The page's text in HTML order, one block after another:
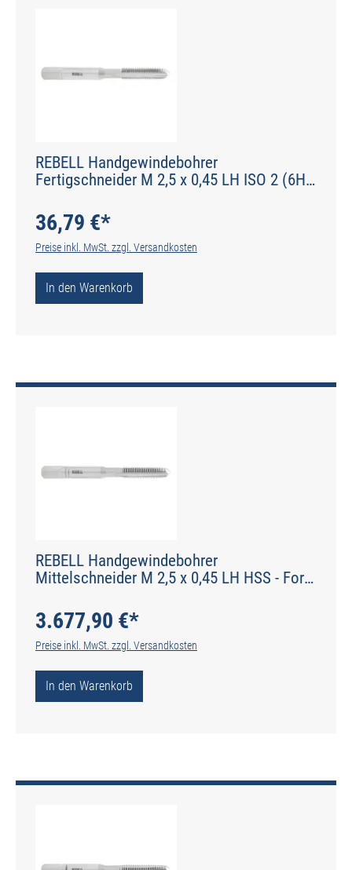
REBELL Handgewindebohrer
Fertigschneider M 2,5 x 0,45 LH ISO 2 (6H)
Typ N
36,79 €*
Preise inkl. MwSt. zzgl. Versandkosten
In den Warenkorb
REBELL Handgewindebohrer
Mittelschneider M 2,5 x 0,45 LH HSS - Form
3.677,90 €*
Preise inkl. MwSt. zzgl. Versandkosten
In den Warenkorb